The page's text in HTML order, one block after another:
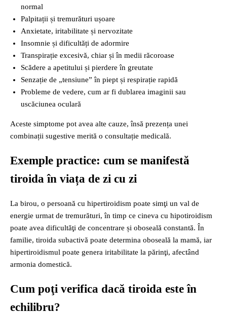
normal
Palpitații și tremurături ușoare
Anxietate, iritabilitate și nervozitate
Insomnie și dificultăți de adormire
Transpirație excesivă, chiar și în medii răcoroase
Scădere a apetitului și pierdere în greutate
Senzație de „tensiune” în piept și respirație rapidă
Probleme de vedere, cum ar fi dublarea imaginii sau
uscăciunea oculară
Aceste simptome pot avea alte cauze, însă prezența unei
combinații sugestive merită o consultație medicală.
Exemple practice: cum se manifestă
tiroida în viața de zi cu zi
La birou, o persoană cu hipertiroidism poate simţi un val de
energie urmat de tremurături, în timp ce cineva cu hipotiroidism
poate avea dificultăţi de concentrare și oboseală constantă. În
familie, tiroida subactivă poate determina oboseală la mamă, iar
hipertiroidismul poate genera iritabilitate la părinţi, afectând
armonia domestică.
Cum poţi verifica dacă tiroida este în
echilibru?